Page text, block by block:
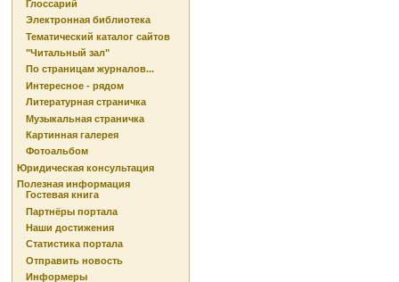
Глоссарий
Электронная библиотека
Тематический каталог сайтов
"Читальный зал"
По страницам журналов...
Интересное - рядом
Литературная страничка
Музыкальная страничка
Картинная галерея
Фотоальбом
Юридическая консультация
Полезная информация
Гостевая книга
Партнёры портала
Наши достижения
Статистика портала
Отправить новость
Информеры